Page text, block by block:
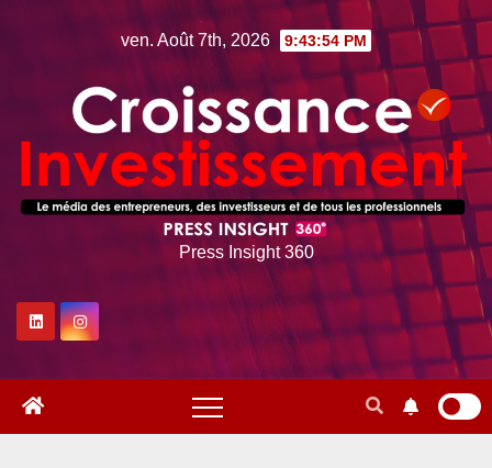
ven. Août 7th, 2026 9:43:55 PM
Press Insight 360